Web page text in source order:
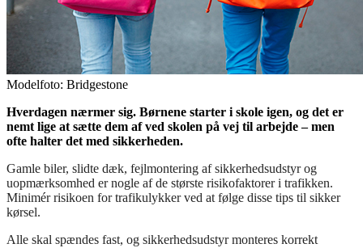
Modelfoto: Bridgestone
Hverdagen nærmer sig. Børnene starter i skole igen, og det er
nemt lige at sætte dem af ved skolen på vej til arbejde – men
ofte halter det med sikkerheden.
Gamle biler, slidte dæk, fejlmontering af sikkerhedsudstyr og
uopmærksomhed er nogle af de største risikofaktorer i trafikken.
Minimér risikoen for trafikulykker ved at følge disse tips til sikker
kørsel.
Alle skal spændes fast, og sikkerhedsudstyr monteres korrekt